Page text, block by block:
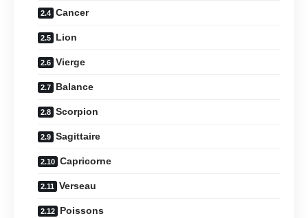
Cancer
Lion
Vierge
Balance
Scorpion
Sagittaire
Capricorne
Verseau
Poissons